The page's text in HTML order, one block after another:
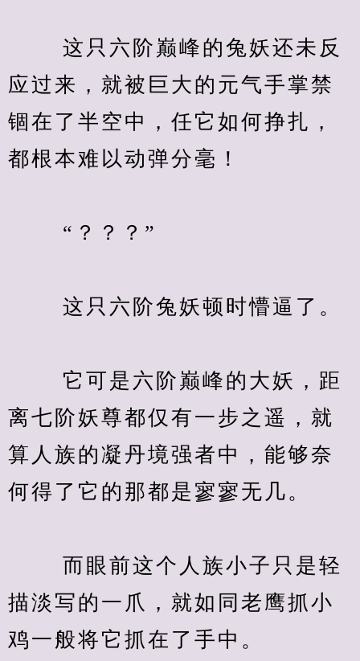
这只六阶巅峰的兔妖还未反
应过来，就被巨大的元气手掌禁
锢在了半空中，任它如何挣扎，
都根本难以动弹分毫！
“？？？”
这只六阶兔妖顿时懵逼了。
它可是六阶巅峰的大妖，距
离七阶妖尊都仅有一步之遥，就
算人族的凝丹境强者中，能够奈
何得了它的那都是寥寥无几。
而眼前这个人族小子只是轻
描淡写的一爪，就如同老鹰抓小
鸡一般将它抓在了手中。